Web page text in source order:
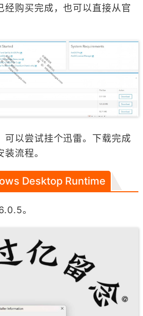
经购买完成，也可以直接从官
可以尝试挂个迅雷。下载完成
流程。
Desktop Runtime
。